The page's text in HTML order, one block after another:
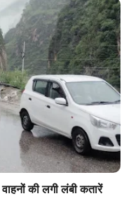
की लगी लंबी कतारें